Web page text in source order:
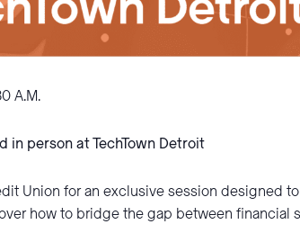
A.M.
in person at TechTown Detroit
Union for an exclusive session designed
how to bridge the gap between financial